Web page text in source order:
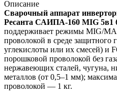
Описание
Сварочный аппарат
Ресанта САИПА-160 MIG 5в1
поддерживает режимы MIG/
проволокой в среде защитного
углекислоты или их смесей) и
порошковой проволокой без
нержавеющих сталей, чугуна,
металлов (от 0,5–1 мм);
проволокой — 1 кг.